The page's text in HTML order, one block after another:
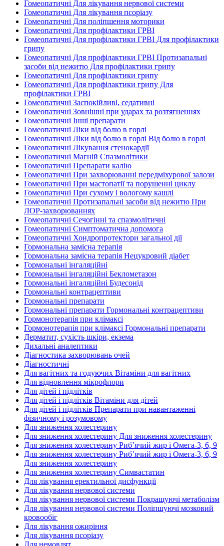
Гомеопатичні Для лікування нервової системи
Гомеопатичні Для лікування псоріазу
Гомеопатичні Для поліпшення моторики
Гомеопатичні Для профілактики ГРВІ
Гомеопатичні Для профілактики ГРВІ Для профілактики
грипу
Гомеопатичні Для профілактики ГРВІ Протизапальні
засоби від нежитю Для профілактики грипу
Гомеопатичні Для профілактики грипу
Гомеопатичні Для профілактики грипу Для
профілактики ГРВІ
Гомеопатичні Заспокійливі, седативні
Гомеопатичні Зовнішні при ударах та розтягненнях
Гомеопатичні Інші препарати
Гомеопатичні Ліки від болю в горлі
Гомеопатичні Ліки від болю в горлі Від болю в горлі
Гомеопатичні Лікування стенокардії
Гомеопатичні Магній Спазмолітики
Гомеопатичні Препарати калію
Гомеопатичні При захворюванні передміхурової залози
Гомеопатичні При мастопатії та порушенні циклу
Гомеопатичні При сухому і вологому кашлі
Гомеопатичні Протизапальні засоби від нежитю При
ЛОР-захворюваннях
Гомеопатичні Сечогінні та спазмолітичні
Гомеопатичні Симптоматична допомога
Гомеопатичні Хондропротектори загальної дії
Гормональна замісна терапія
Гормональна замісна терапія Нецукровий діабет
Гормональні інгаляційні
Гормональні інгаляційні Беклометазон
Гормональні інгаляційні Будесонід
Гормональні контрацептиви
Гормональні препарати
Гормональні препарати Гормональні контрацептиви
Гормонотерапія при клімаксі
Гормонотерапія при клімаксі Гормональні препарати
Дерматит, сухість шкіри, екзема
Дихальні аналептики
Діагностика захворювань очей
Діагностичні
Для вагітних та годуючих Вітаміни для вагітних
Для відновлення мікрофлори
Для дітей і підлітків
Для дітей і підлітків Вітаміни для дітей
Для дітей і підлітків Препарати при навантаженні
фізичному і розумовому
Для зниження холестерину
Для зниження холестерину Для зниження холестерину
Для зниження холестерину Риб’ячий жир і Омега-3, 6, 9
Для зниження холестерину Риб’ячий жир і Омега-3, 6, 9
Для зниження холестерину
Для зниження холестерину Симвастатин
Для лікування еректильної дисфункції
Для лікування нервової системи
Для лікування нервової системи Покращуючі метаболізм
Для лікування нервової системи Поліпшуючі мозковий
кровообіг
Для лікування ожиріння
Для лікування псоріазу
Для немовлят